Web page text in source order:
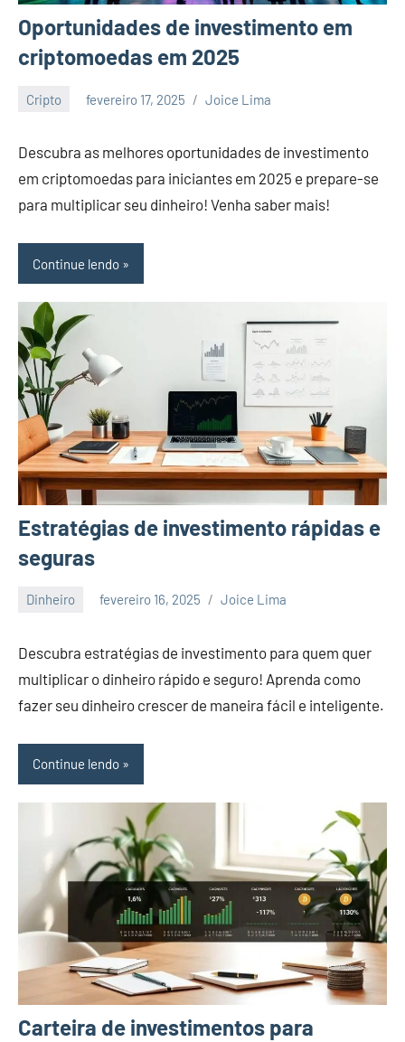
Oportunidades de investimento em
criptomoedas em 2025
Cripto fevereiro 17, 2025 Joice Lima
Nenhum
Descubra as melhores oportunidades de investimento
em criptomoedas para iniciantes em 2025 e prepare-se
para multiplicar seu dinheiro! Venha saber mais!
Continue lendo
Estratégias de investimento rápidas e
seguras
Dinheiro fevereiro 16, 2025 Joice Lima
Descubra estratégias de investimento para quem quer
multiplicar o dinheiro rápido e seguro! Aprenda como
fazer seu dinheiro crescer de maneira fácil e inteligente.
Continue lendo
Carteira de investimentos para